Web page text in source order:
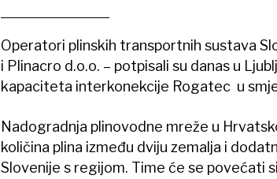
Operatori plinskih transportnih sustava
i Plinacro d.o.o. – potpisali su danas u
kapaciteta interkonekcije Rogatec u
Nadogradnja plinovodne mreže u
količina plina između dviju zemalja i
Slovenije s regijom. Time će se povećati